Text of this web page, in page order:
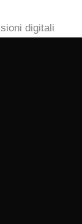
digitali